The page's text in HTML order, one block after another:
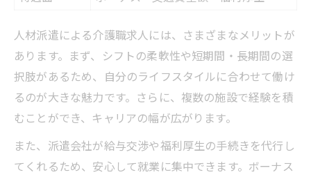
人材派遣による介護職求人には、さまざまなメリットが
あります。まず、シフトの柔軟性や短期間・長期間の選
択肢があるため、自分のライフスタイルに合わせて働け
るのが大きな魅力です。さらに、複数の施設で経験を積
むことができ、キャリアの幅が広がります。
また、派遣会社が給与交渉や福利厚生の手続きを代行し
てくれるため、安心して就業に集中できます。ボーナス